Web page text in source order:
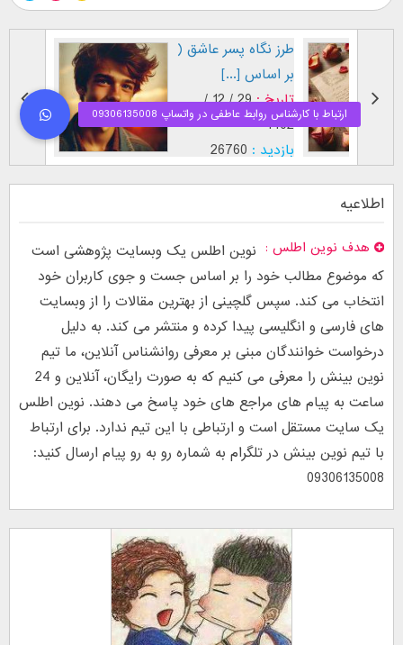
تاریخ :
1403
طرز نگاه پسر عاشق (
بر اساس [...]
تاریخ :
29 / 12 /
1402
بازدید : 26760
اطلاعیه
هدف نوین اطلس
نوین اطلس یک وبسایت پژوهشی است
که موضوع مطالب خود را بر اساس جست و جوی کاربران خود
انتخاب می کند. سپس گلچینی از بهترین مقالات را از وبسایت
های فارسی و انگلیسی پیدا کرده و منتشر می کند. به دلیل
درخواست خوانندگان مبنی بر معرفی روانشناس آنلاین، ما تیم
نوین بینش را معرفی می کنیم که به صورت رایگان، آنلاین و 24
ساعت به پیام های مراجع های خود پاسخ می دهند. نوین اطلس
یک سایت مستقل است و ارتباطی با این تیم ندارد. برای ارتباط
با تیم نوین بینش در تلگرام به شماره رو به رو پیام ارسال کنید:
09306135008